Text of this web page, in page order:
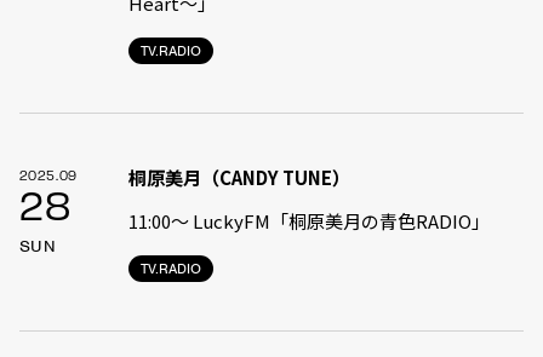
TV.RADIO
2025.09
28
SUN
TV.RADIO
桐原美月（CANDY TUNE）
11:00〜 LuckyFM「桐原美月の青色RADIO」